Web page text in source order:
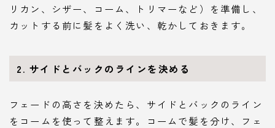
リカン、シザー、コーム、トリマーなど）を準備し、
カットする前に髪をよく洗い、乾かしておきます。
2. サイドとバックのラインを決める
フェードの高さを決めたら、サイドとバックのライン
をコームを使って整えます。コームで髪を分け、フェ